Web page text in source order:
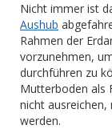
Nicht immer ist
Aushub
Rahmen der
vorzunehmen,
durchführen zu
Mutterboden als
nicht
werden.